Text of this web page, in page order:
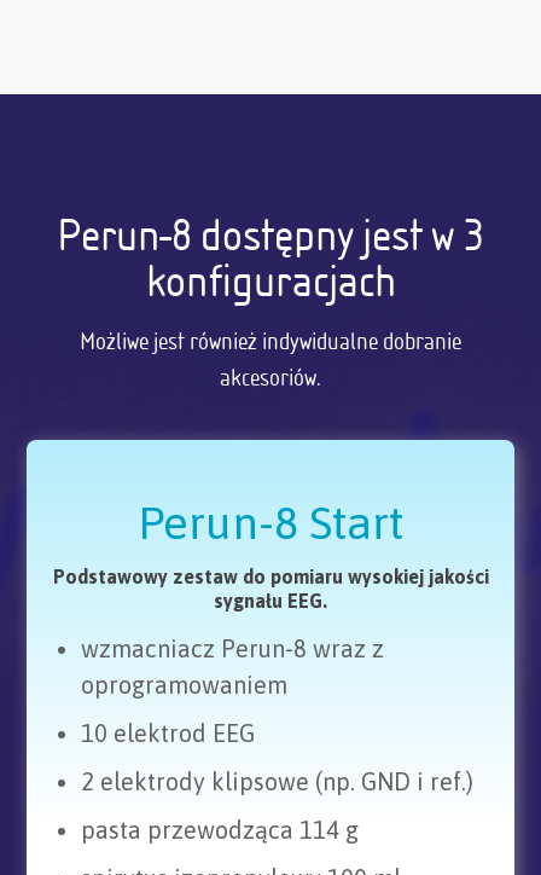
Perun-8 dostępny jest w 3
konfiguracjach
Możliwe jest również indywidualne dobranie
akcesoriów.
Perun-8 Start
Podstawowy zestaw do pomiaru wysokiej jakości
sygnału EEG.
wzmacniacz Perun-8 wraz z
oprogramowaniem
10 elektrod EEG
2 elektrody klipsowe (np. GND i ref.)
pasta przewodząca 114 g